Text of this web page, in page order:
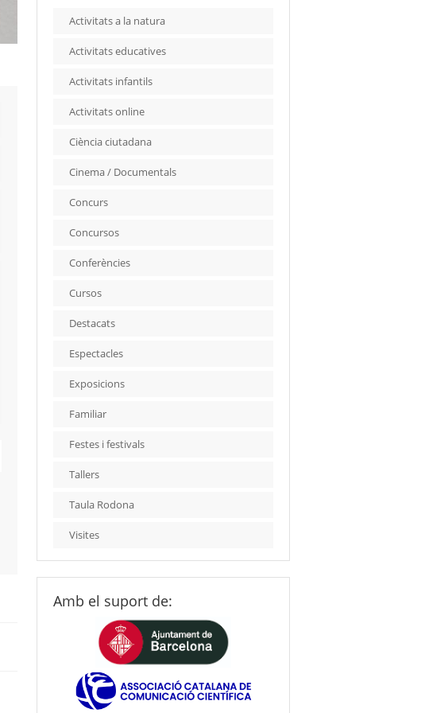
Activitats a la natura
Activitats educatives
Activitats infantils
Activitats online
Ciència ciutadana
Cinema / Documentals
Concurs
Concursos
Conferències
Cursos
Destacats
Espectacles
Exposicions
Familiar
Festes i festivals
Tallers
Taula Rodona
Visites
Amb el suport de: